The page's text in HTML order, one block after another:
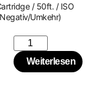
/ 50ft. / ISO
Umkehr)
Weiterlesen